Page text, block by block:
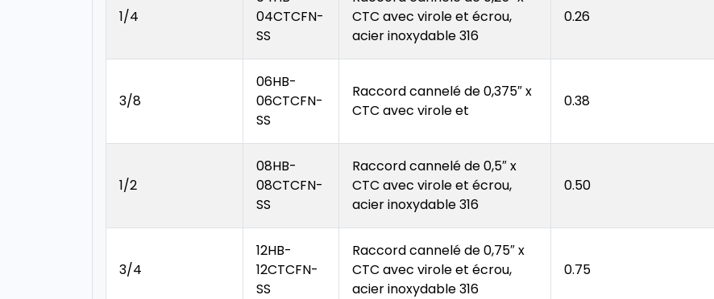
1/4
04CTCFN-
SS
CTC avec virole et écrou,
acier inoxydable 316
0.26
3/8
06HB-
06CTCFN-
SS
Raccord cannelé de 0,375″ x
CTC avec virole et
0.38
1/2
08HB-
08CTCFN-
SS
Raccord cannelé de 0,5″ x
CTC avec virole et écrou,
acier inoxydable 316
0.50
3/4
12HB-
12CTCFN-
SS
Raccord cannelé de 0,75″ x
CTC avec virole et écrou,
acier inoxydable 316
0.75